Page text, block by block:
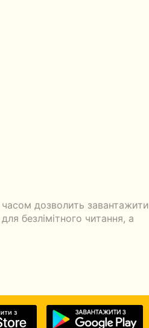
дозволить завантажити
безлімітного читання, а